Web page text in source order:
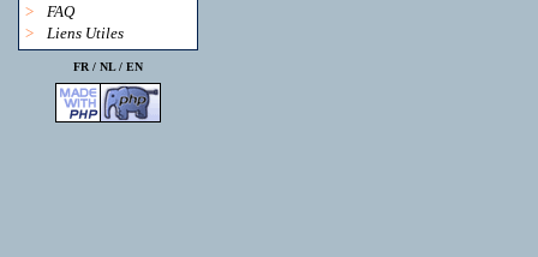
>
FAQ
>
Liens Utiles
FR / NL/ EN